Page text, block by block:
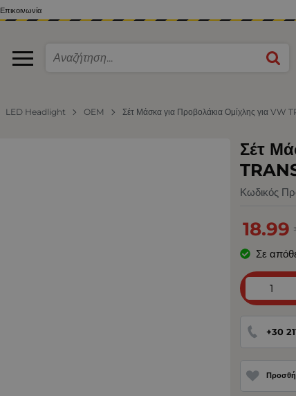
Επικοινωνία
LED Headlight OEM Σέτ Μάσκα για Προβολάκια Ομίχλης για
Σέτ
Κωδικός
18.99
Σε
+30